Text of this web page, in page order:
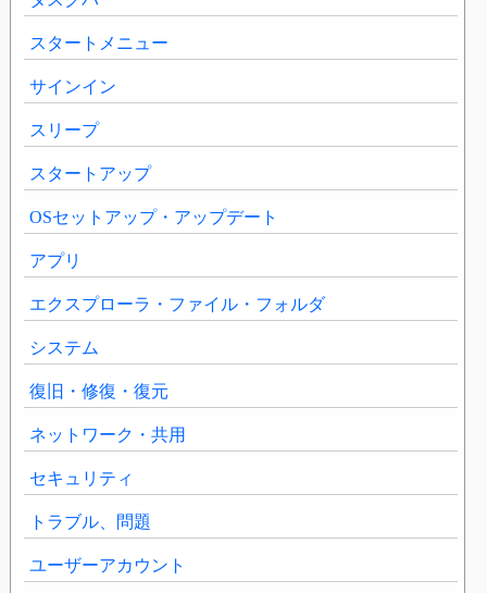
スタートメニュー
サインイン
スリープ
スタートアップ
OSセットアップ・アップデート
アプリ
エクスプローラ・ファイル・フォルダ
システム
復旧・修復・復元
ネットワーク・共用
セキュリティ
トラブル、問題
ユーザーアカウント